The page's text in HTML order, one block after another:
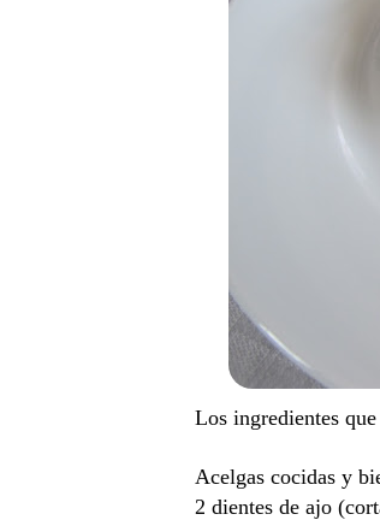
Los ingredientes
Acelgas cocidas y
2 dientes de ajo